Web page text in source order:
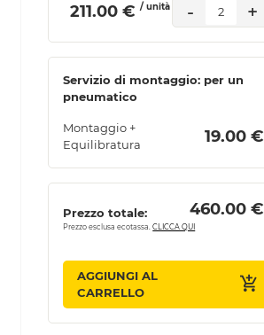
211.00 € / unità - 2 +
Servizio di montaggio: per un
pneumatico
Montaggio +
Equilibratura
19.00 €
Prezzo totale: 460.00 €
Prezzo esclusa ecotassa.CLICCA QUI
AGGIUNGI AL
CARRELLO